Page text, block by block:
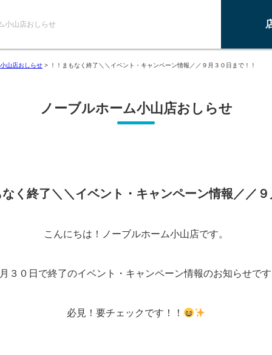
小山店おしらせ
山店おしらせ > ！！まもなく終了＼＼イベント・キャンペーン情報／／９月３０日まで！！
ノーブルホーム小山店おしらせ
く終了＼＼イベント・キャンペーン情報／／
こんにちは！ノーブルホーム小山店です。
３０日で終了のイベント・キャンペーン情報のお知らせです
必見！要チェックです！！